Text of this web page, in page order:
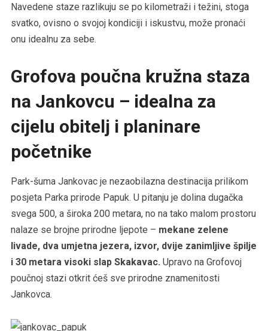
Navedene staze razlikuju se po kilometraži i težini, stoga
svatko, ovisno o svojoj kondiciji i iskustvu, može pronaći
onu idealnu za sebe.
Grofova poučna kružna staza
na Jankovcu – idealna za
cijelu obitelj i planinare
početnike
Park-šuma Jankovac je nezaobilazna destinacija prilikom
posjeta Parka prirode Papuk. U pitanju je dolina dugačka
svega 500, a široka 200 metara, no na tako malom prostoru
nalaze se brojne prirodne ljepote – mekane zelene
livade, dva umjetna jezera, izvor, dvije zanimljive špilje
i 30 metara visoki slap Skakavac. Upravo na Grofovoj
poučnoj stazi otkrit ćeš sve prirodne znamenitosti
Jankovca.